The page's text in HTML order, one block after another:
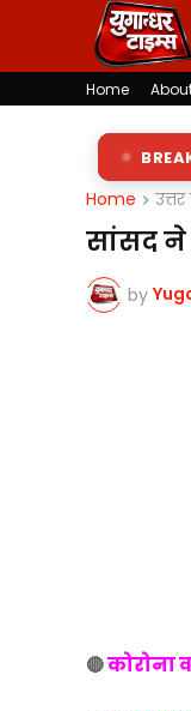
Home
पर 'किरन' के
Home
सांसद ने
by
🔴कोरोना